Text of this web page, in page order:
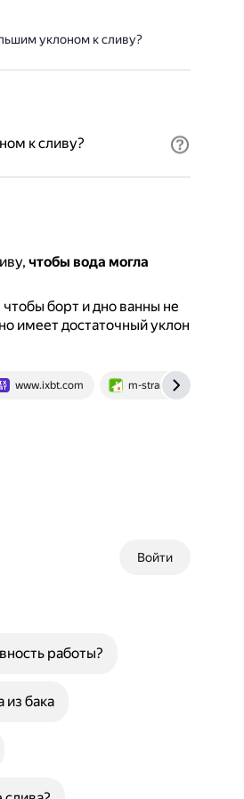
уклоном к сливу?
к сливу?
чтобы вода могла
борт и дно ванны не
имеет достаточный уклон
www.ixbt.com m-strana.ru
Войти
работы?
из бака